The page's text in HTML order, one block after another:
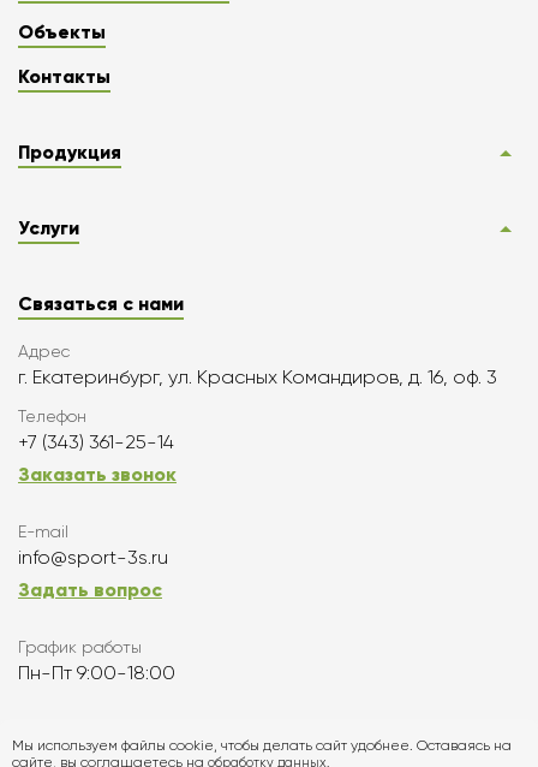
Объекты
Контакты
Продукция
Услуги
Связаться с нами
Адрес
г. Екатеринбург, ул. Красных Командиров, д. 16, оф. 3
Телефон
+7 (343) 361-25-14
Заказать звонок
E-mail
info@sport-3s.ru
Задать вопрос
График работы
Пн-Пт 9:00-18:00
Подписаться
Мы используем файлы cookie, чтобы делать сайт удобнее. Оставаясь на
сайте, вы соглашаетесь на обработку данных.